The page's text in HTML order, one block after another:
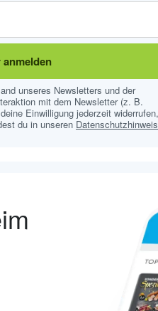
unseres Newsletters und der
mit dem Newsletter (z. B.
Einwilligung jederzeit
du in unseren